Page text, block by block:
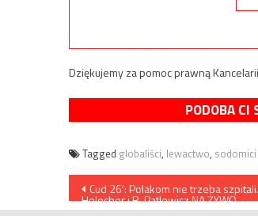
Dziękujemy za pomoc prawną
PODOBA CI
Tagged globaliści, lewactwo, sodomici
Nawigacja
Cud 26′: Polakom nie trzeba
Holocher i R. Patlewicz NA ŻYWO